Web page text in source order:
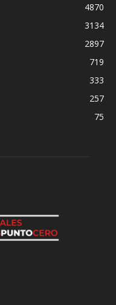
4870
3134
2897
719
333
257
75